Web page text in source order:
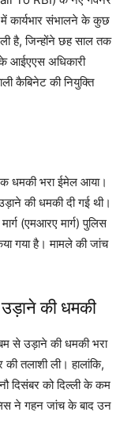
कार्यभार संभालने के कुछ
है, जिन्होंने छह साल तक
आईएएस अधिकारी
कैबिनेट की नियुक्ति
धमकी भरा ईमेल आया।
की धमकी दी गई थी।
(एमआरए मार्ग) पुलिस
गया है। मामले की जांच
की धमकी
से उड़ाने की धमकी भरा
तलाशी ली। हालांकि,
दिसंबर को दिल्ली के कम
ने गहन जांच के बाद उन